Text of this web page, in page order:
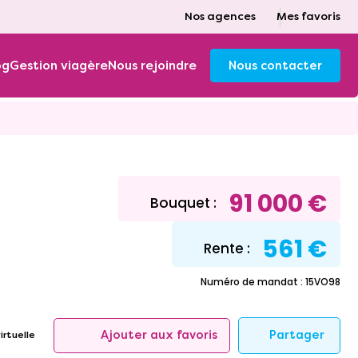
Nos agences Mes favoris
Gestion viagèreNous rejoindre Nous contacter
Bouquet : 91 000 €
Rente : 561 €
Numéro de mandat : 15VO98
Ajouter aux favoris Partager